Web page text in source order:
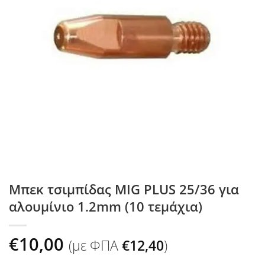
Μπεκ τσιμπίδας MIG PLUS 25/36 για
αλουμίνιο 1.2mm (10 τεμάχια)
€10,00 (με ΦΠΑ€12,40)